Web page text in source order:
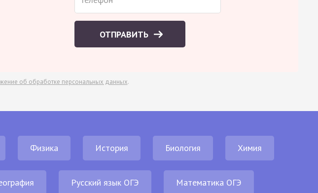
ОТПРАВИТЬ
об обработке персональных данных.
Физика История Биология Химия
Русский язык ОГЭ Математика ОГЭ